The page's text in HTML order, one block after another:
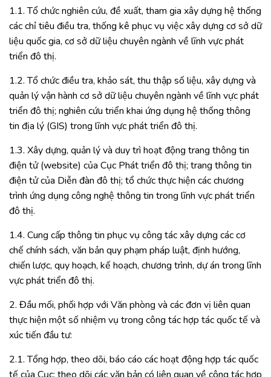
1.1. Tổ chức nghiên cứu, đề xuất, tham gia xây dựng hệ thống
các chỉ tiêu điều tra, thống kê phục vụ việc xây dựng cơ sở dữ
liệu quốc gia, cơ sở dữ liệu chuyên ngành về lĩnh vực phát
triển đô thị.
1.2. Tổ chức điều tra, khảo sát, thu thập số liệu, xây dựng và
quản lý vận hành cơ sở dữ liệu chuyên ngành về lĩnh vực phát
triển đô thị; nghiên cứu triển khai ứng dụng hệ thống thông
tin địa lý (GIS) trong lĩnh vực phát triển đô thị.
1.3. Xây dựng, quản lý và duy trì hoạt động trang thông tin
điện tử (website) của Cục Phát triển đô thị; trang thông tin
điện tử của Diễn đàn đô thị; tổ chức thực hiện các chương
trình ứng dụng công nghệ thông tin trong lĩnh vực phát triển
đô thị.
1.4. Cung cấp thông tin phục vụ công tác xây dựng các cơ
chế chính sách, văn bản quy phạm pháp luật, định hướng,
chiến lược, quy hoạch, kế hoạch, chương trình, dự án trong lĩnh
vực phát triển đô thị.
2. Đầu mối, phối hợp với Văn phòng và các đơn vị liên quan
thực hiện một số nhiệm vụ trong công tác hợp tác quốc tế và
xúc tiến đầu tư:
2.1. Tổng hợp, theo dõi, báo cáo các hoạt động hợp tác quốc